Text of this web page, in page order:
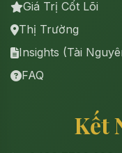
Giá Trị Cốt Lõi
Thị Trường
Insights (Tài
FAQ
Kết